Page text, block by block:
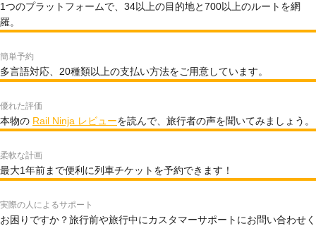
1つのプラットフォームで、34以上の目的地と700以上のルートを網
羅。
簡単予約
多言語対応、20種類以上の支払い方法をご用意しています。
優れた評価
本物の Rail Ninja レビューを読んで、旅行者の声を聞いてみましょう。
柔軟な計画
最大1年前まで便利に列車チケットを予約できます！
実際の人によるサポート
お困りですか？旅行前や旅行中にカスタマーサポートにお問い合わせく